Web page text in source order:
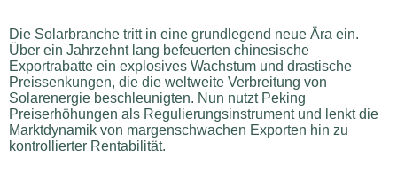
Die Solarbranche tritt in eine grundlegend neue Ära ein.
Über ein Jahrzehnt lang befeuerten chinesische
Exportrabatte ein explosives Wachstum und drastische
Preissenkungen, die die weltweite Verbreitung von
Solarenergie beschleunigten. Nun nutzt Peking
Preiserhöhungen als Regulierungsinstrument und lenkt die
Marktdynamik von margenschwachen Exporten hin zu
kontrollierter Rentabilität.